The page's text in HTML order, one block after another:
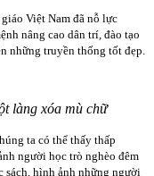
Việt Nam đã nỗ lực
nâng cao dân trí, đào tạo
những truyền thống tốt đẹp.
làng xóa mù chữ
ta có thể thấy thấp
người học trò nghèo đêm
sách, hình ảnh những người